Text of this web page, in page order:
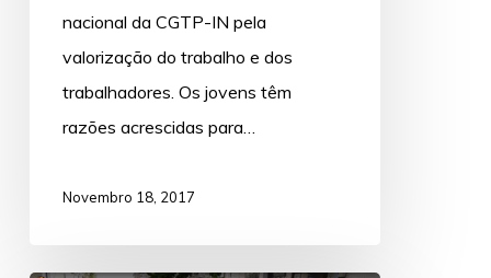
nacional da CGTP-IN pela
valorização do trabalho e dos
trabalhadores. Os jovens têm
razões acrescidas para…
Novembro 18, 2017